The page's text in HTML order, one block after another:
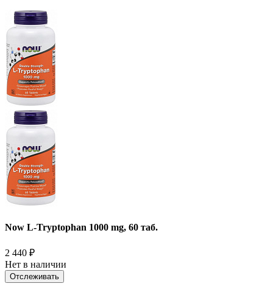
Now L-Tryptophan 1000 mg, 60 таб.
2 440 ₽
Нет в наличии
Отслеживать